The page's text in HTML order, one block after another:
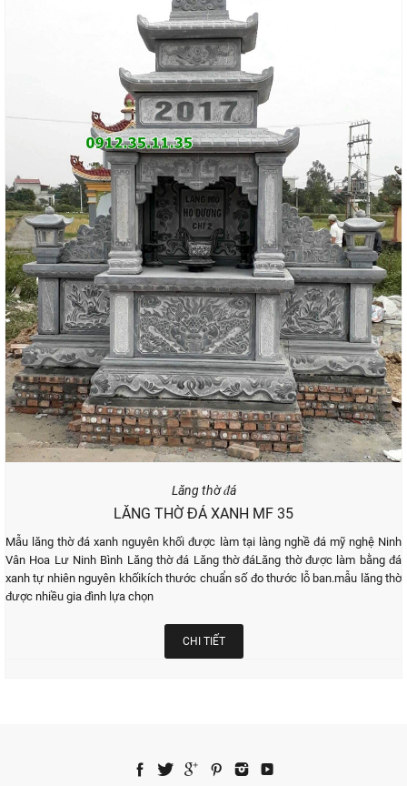
Lăng thờ đá
LĂNG THỜ ĐÁ XANH MF 35
Mẫu lăng thờ đá xanh nguyên khối được làm tại làng nghề đá mỹ nghệ Ninh
Vân Hoa Lư Ninh Bình Lăng thờ đá Lăng thờ đáLăng thờ được làm bằng đá
xanh tự nhiên nguyên khốikích thước chuẩn số đo thước lỗ ban.mẫu lăng thờ
được nhiều gia đình lựa chọn
CHI TIẾT